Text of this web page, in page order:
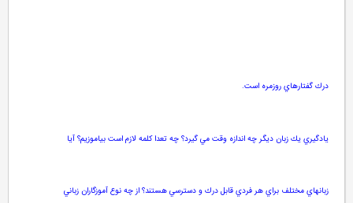
درك گفتارهاي روزمره است.
يادگيري يك زبان ديگر چه اندازه وقت مي گيرد؟ چه تعدا كلمه لازم است بياموزيم؟ آيا
زبانهاي مختلف براي هر فردي قابل درك و دسترسي هستند؟ از چه نوع آموزگاران زباني